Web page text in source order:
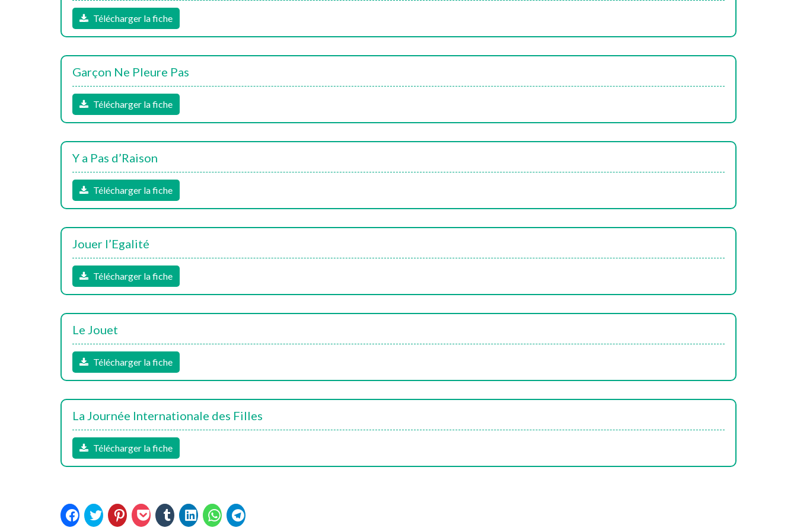
Télécharger la fiche
Garçon Ne Pleure Pas
Télécharger la fiche
Y a Pas d’Raison
Télécharger la fiche
Jouer l’Egalité
Télécharger la fiche
Le Jouet
Télécharger la fiche
La Journée Internationale des Filles
Télécharger la fiche
CliquezCliquezCliquezCliquezCliquezCliquezCliquezCliquez